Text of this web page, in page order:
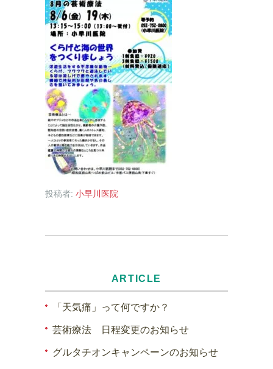
投稿者: 小早川医院
ARTICLE
「天気痛」って何ですか？
芸術療法 日程変更のお知らせ
グルタチオンキャンペーンのお知らせ